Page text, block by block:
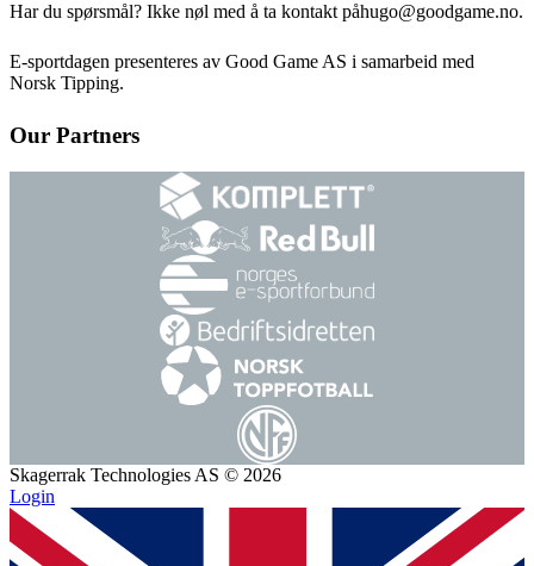
Har du spørsmål? Ikke nøl med å ta kontakt påhugo@goodgame.no.
E-sportdagen presenteres av Good Game AS i samarbeid med
Norsk Tipping.
Our Partners
Skagerrak Technologies AS © 2026
Login